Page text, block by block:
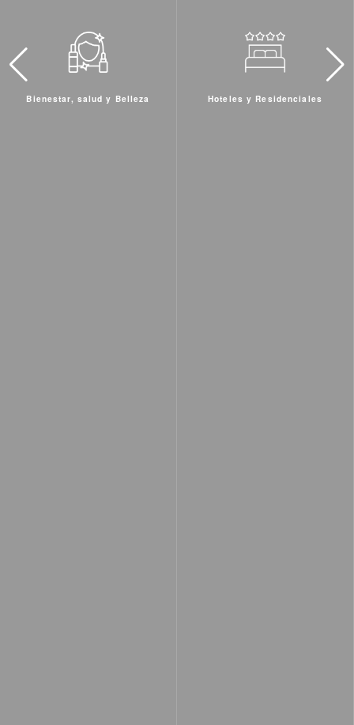
Hoteles y Residenciales Inmobiliaria